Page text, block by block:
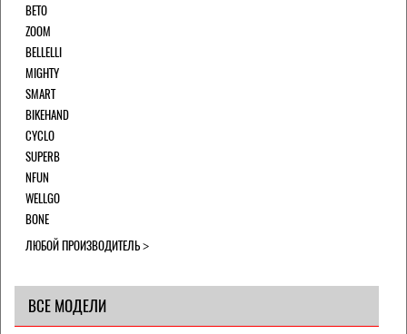
BETO
ZOOM
BELLELLI
MIGHTY
SMART
BIKEHAND
CYCLO
SUPERB
NFUN
WELLGO
BONE
ЛЮБОЙ ПРОИЗВОДИТЕЛЬ
ВСЕ МОДЕЛИ